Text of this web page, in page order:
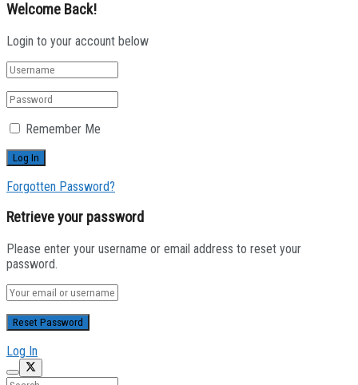
Welcome Back!
Login to your account below
Remember Me
Forgotten Password?
Retrieve your password
Please enter your username or email address to reset your
password.
Log In